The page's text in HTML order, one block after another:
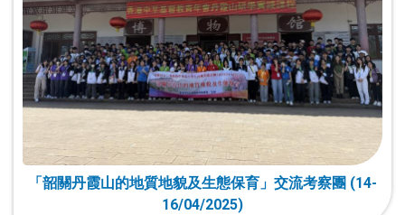
「韶關丹霞山的地質地貌及生態保育」交流考察團 (14-
16/04/2025)